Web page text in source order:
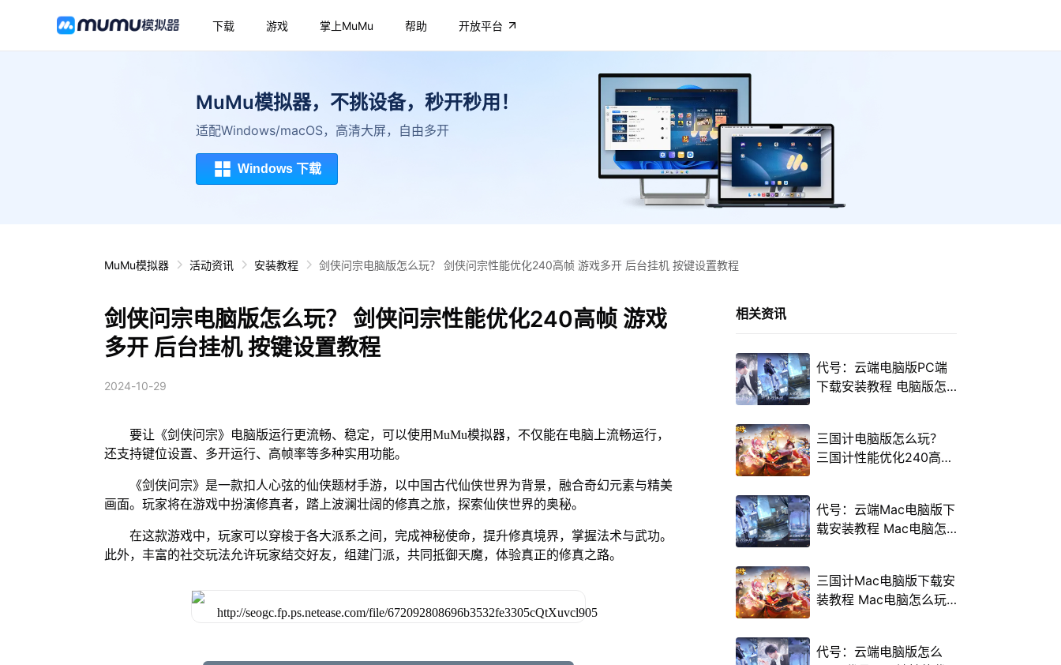
下载 游戏 掌上MuMu 帮助 开放平台
MuMu模拟器，不挑设备，秒开秒用！
适配Windows/macOS，高清大屏，自由多开
Windows 下载
MuMu模拟器 活动资讯 安装教程 剑侠问宗电脑版怎么玩？ 剑侠问宗性能优化240高帧 游戏多开 后台挂机 按键设置教程
剑侠问宗电脑版怎么玩？ 剑侠问宗性能优化240高帧 游戏
多开 后台挂机 按键设置教程
2024-10-29
要让《剑侠问宗》电脑版运行更流畅、稳定，可以使用MuMu模拟器，不仅能在电脑上流畅运行，
还支持键位设置、多开运行、高帧率等多种实用功能。
《剑侠问宗》是一款扣人心弦的仙侠题材手游，以中国古代仙侠世界为背景，融合奇幻元素与精美
画面。玩家将在游戏中扮演修真者，踏上波澜壮阔的修真之旅，探索仙侠世界的奥秘。
在这款游戏中，玩家可以穿梭于各大派系之间，完成神秘使命，提升修真境界，掌握法术与武功。
此外，丰富的社交玩法允许玩家结交好友，组建门派，共同抵御天魔，体验真正的修真之路。
相关资讯
代号：云端电脑版PC端
下载安装教程 电脑版怎
三国计电脑版怎么玩？
三国计性能优化240高帧
代号：云端Mac电脑版下
载安装教程 Mac电脑怎
三国计Mac电脑版下载安
装教程 Mac电脑怎么玩
代号：云端电脑版怎么